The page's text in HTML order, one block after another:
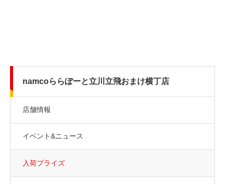
namcoららぽーと立川立飛おまけ横丁店
店舗情報
イベント&ニュース
入荷プライズ